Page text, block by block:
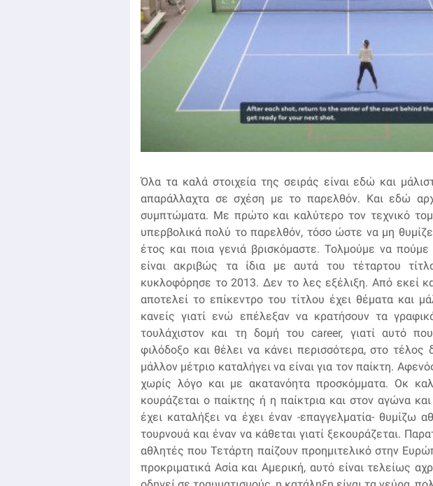
Όλα τα καλά στοιχεία της σειράς είναι εδώ και
απαράλλαχτα σε σχέση με το παρελθόν. Και εδώ
συμπτώματα. Με πρώτο και καλύτερο τον τεχνικό
υπερβολικά πολύ το παρελθόν, τόσο ώστε να μη
έτος και ποια γενιά βρισκόμαστε. Τολμούμε να
είναι ακριβώς τα ίδια με αυτά του τέταρτου
κυκλοφόρησε το 2013. Δεν το λες εξέλιξη. Από εκεί
αποτελεί το επίκεντρο του τίτλου έχει θέματα και
κανείς γιατί ενώ επέλεξαν να κρατήσουν τα
τουλάχιστον και τη δομή του career, γιατί αυτό
φιλόδοξο και θέλει να κάνει περισσότερα, στο τέλος
μάλλον μέτριο καταλήγει να είναι για τον παίκτη.
χωρίς λόγο και με ακατανόητα προσκόμματα. Οκ
κουράζεται ο παίκτης ή η παίκτρια και στον αγώνα
έχει καταλήξει να έχει έναν -επαγγελματία- θυμίζω
τουρνουά και έναν να κάθεται γιατί ξεκουράζεται.
αθλητές που Τετάρτη παίζουν προημιτελικό στην
προκριματικά Ασία και Αμερική, αυτό είναι τελείως